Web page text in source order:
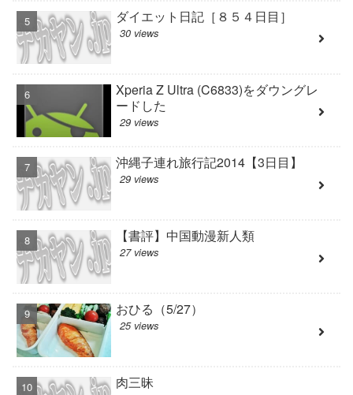
ダイエット日記［８５４日目］
30 views
Xperia Z Ultra (C6833)をダウングレ
ードした
29 views
沖縄子連れ旅行記2014【3日目】
29 views
【書評】中国動漫新人類
27 views
おひる（5/27）
25 views
肉三昧